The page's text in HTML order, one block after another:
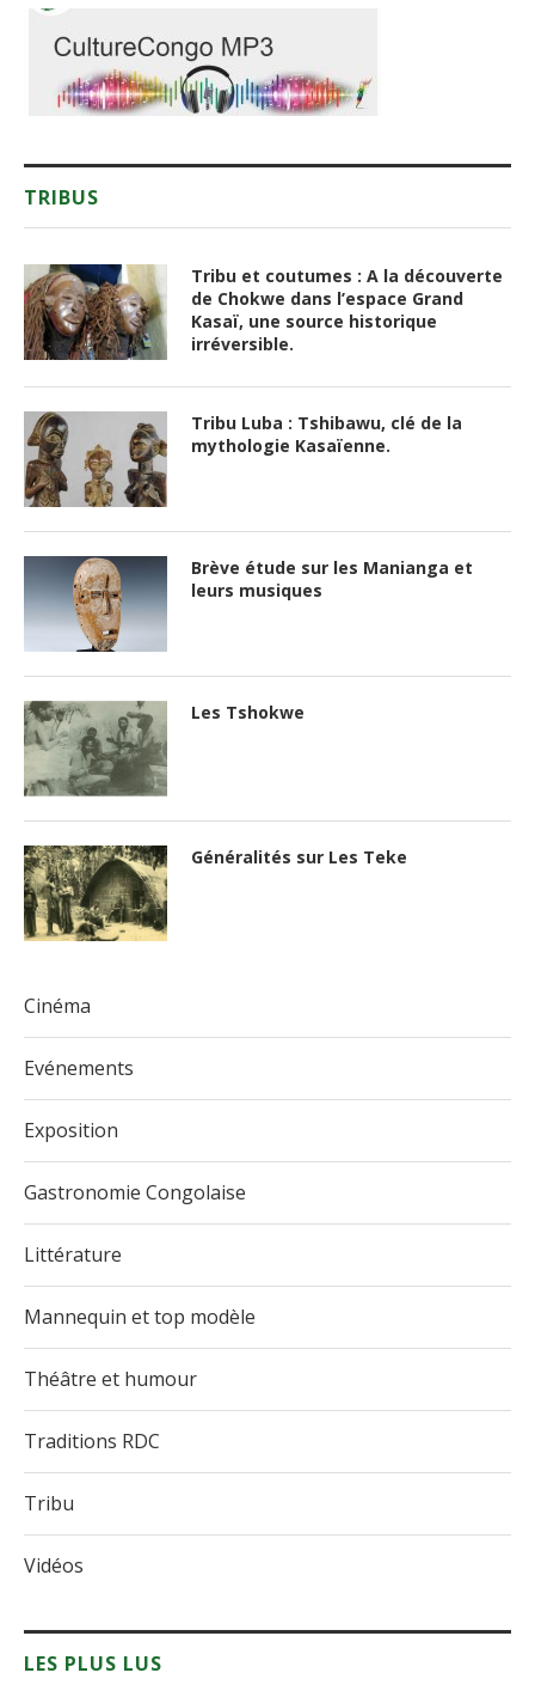
TRIBUS
Tribu et coutumes : A la découverte
de Chokwe dans l’espace Grand
Kasaï, une source historique
irréversible.
Tribu Luba : Tshibawu, clé de la
mythologie Kasaïenne.
Brève étude sur les Manianga et
leurs musiques
Les Tshokwe
Généralités sur Les Teke
Cinéma
Evénements
Exposition
Gastronomie Congolaise
Littérature
Mannequin et top modèle
Théâtre et humour
Traditions RDC
Tribu
Vidéos
LES PLUS LUS